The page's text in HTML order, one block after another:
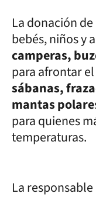
La donación
bebés, niños y
camperas,
para afrontar el
sábanas,
mantas polare
para quienes
temperaturas.
La